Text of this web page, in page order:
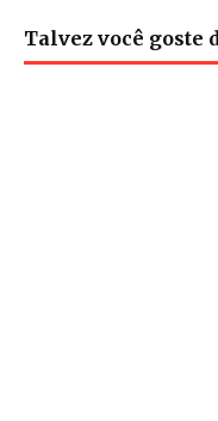
Talvez você goste